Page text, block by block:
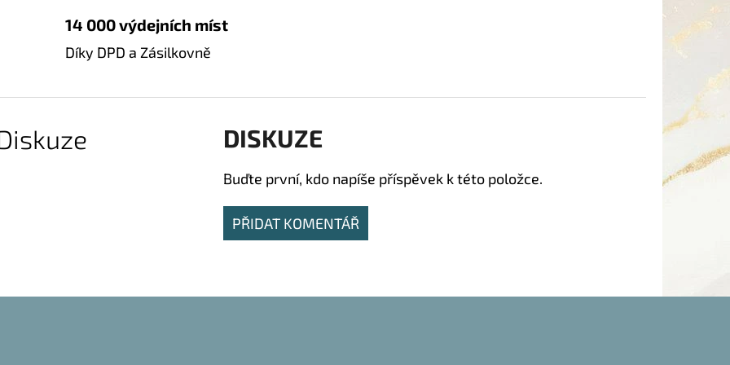
14 000 výdejních míst
Díky DPD a Zásilkovně
DISKUZE
Buďte první, kdo napíše příspěvek k této položce.
PŘIDAT KOMENTÁŘ